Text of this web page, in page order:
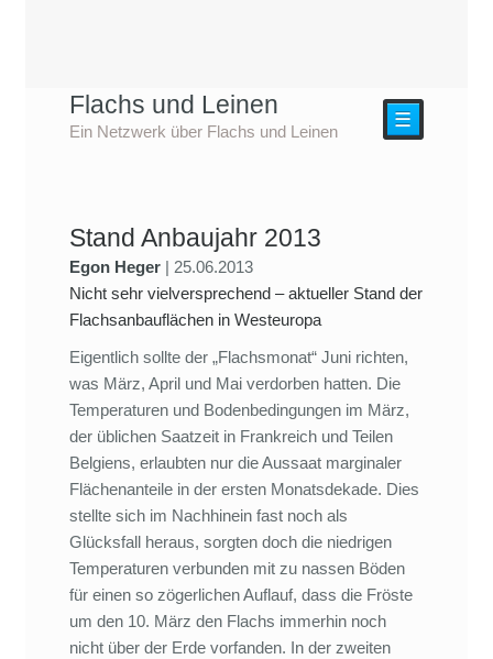
Flachs und Leinen
Ein Netzwerk über Flachs und Leinen
☰
Stand Anbaujahr 2013
Egon Heger | 25.06.2013
Nicht sehr vielversprechend – aktueller Stand der
Flachsanbauflächen in Westeuropa
Eigentlich sollte der „Flachsmonat“ Juni richten,
was März, April und Mai verdorben hatten. Die
Temperaturen und Bodenbedingungen im März,
der üblichen Saatzeit in Frankreich und Teilen
Belgiens, erlaubten nur die Aussaat marginaler
Flächenanteile in der ersten Monatsdekade. Dies
stellte sich im Nachhinein fast noch als
Glücksfall heraus, sorgten doch die niedrigen
Temperaturen verbunden mit zu nassen Böden
für einen so zögerlichen Auflauf, dass die Fröste
um den 10. März den Flachs immerhin noch
nicht über der Erde vorfanden. In der zweiten